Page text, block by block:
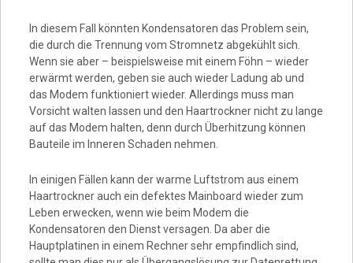
In diesem Fall könnten Kondensatoren das Problem sein,
die durch die Trennung vom Stromnetz abgekühlt sich.
Wenn sie aber – beispielsweise mit einem Föhn – wieder
erwärmt werden, geben sie auch wieder Ladung ab und
das Modem funktioniert wieder. Allerdings muss man
Vorsicht walten lassen und den Haartrockner nicht zu lange
auf das Modem halten, denn durch Überhitzung können
Bauteile im Inneren Schaden nehmen.
In einigen Fällen kann der warme Luftstrom aus einem
Haartrockner auch ein defektes Mainboard wieder zum
Leben erwecken, wenn wie beim Modem die
Kondensatoren den Dienst versagen. Da aber die
Hauptplatinen in einem Rechner sehr empfindlich sind,